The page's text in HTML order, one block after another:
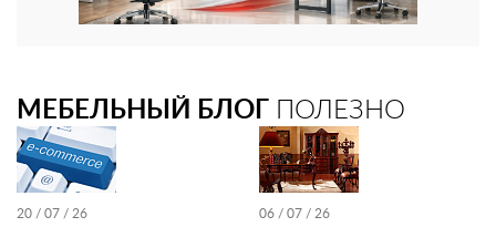
МЕБЕЛЬНЫЙ БЛОГ ПОЛЕЗНО
20 / 07 / 26 06 / 07 / 26